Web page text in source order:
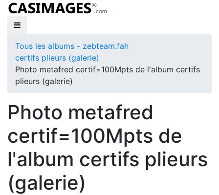
Tous les albums - zebteam.fah
certifs plieurs (galerie)
Photo metafred certif=100Mpts de l'album certifs
plieurs (galerie)
Photo metafred
certif=100Mpts de
l'album certifs plieurs
(galerie)